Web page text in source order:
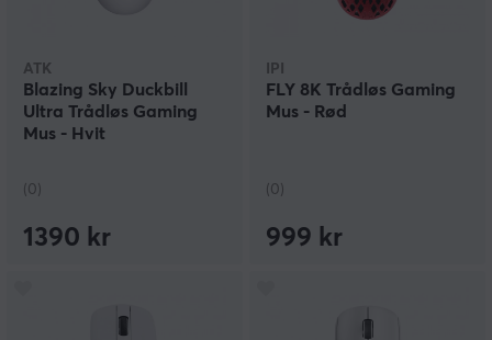
ATK
Blazing Sky Duckbill
Ultra Trådløs Gaming
Mus - Hvit
(0)
1390 kr
IPI
FLY 8K Trådløs Gaming
Mus - Rød
(0)
999 kr